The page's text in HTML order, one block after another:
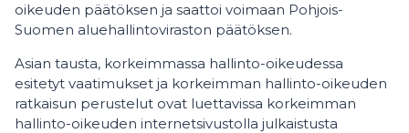
oikeuden päätöksen ja saattoi voimaan Pohjois-
Suomen aluehallintoviraston päätöksen.
Asian tausta, korkeimmassa hallinto-oikeudessa
esitetyt vaatimukset ja korkeimman hallinto-oikeuden
ratkaisun perustelut ovat luettavissa korkeimman
hallinto-oikeuden internetsivustolla julkaistusta